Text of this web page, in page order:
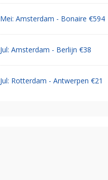
Mei: Amsterdam - Bonaire €594
Jul: Amsterdam - Berlijn €38
Jul: Rotterdam - Antwerpen €21